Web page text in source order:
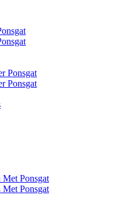
Ponsgat
Ponsgat
Ponsgat
Ponsgat